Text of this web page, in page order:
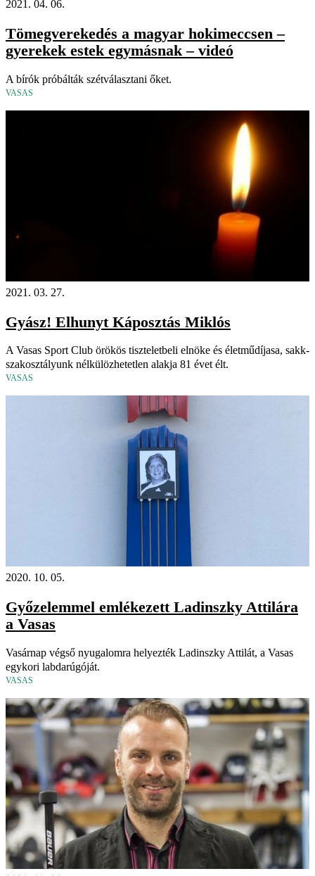
2021. 04. 06.
Tömegverekedés a magyar hokimeccsen –
gyerekek estek egymásnak – videó
A bírók próbálták szétválasztani őket.
VASAS
2021. 03. 27.
Gyász! Elhunyt Káposztás Miklós
A Vasas Sport Club örökös tiszteletbeli elnöke és életműdíjasa, sakk-
szakosztályunk nélkülözhetetlen alakja 81 évet élt.
VASAS
2020. 10. 05.
Győzelemmel emlékezett Ladinszky Attilára
a Vasas
Vasárnap végső nyugalomra helyezték Ladinszky Attilát, a Vasas
egykori labdarúgóját.
VASAS